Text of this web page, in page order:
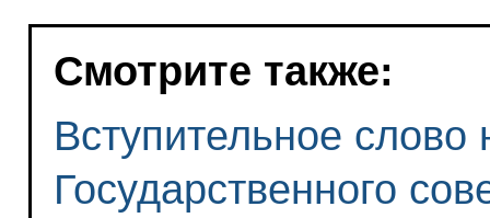
Смотрите также:
Вступительное слово
Государственного